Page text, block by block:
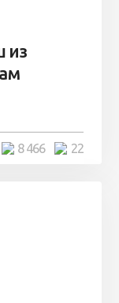
из
22
8 466